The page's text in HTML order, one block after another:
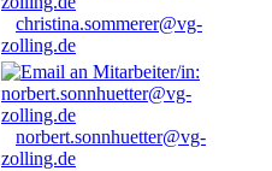
christina.sommerer@vg-
zolling.de
norbert.sonnhuetter@vg-
zolling.de